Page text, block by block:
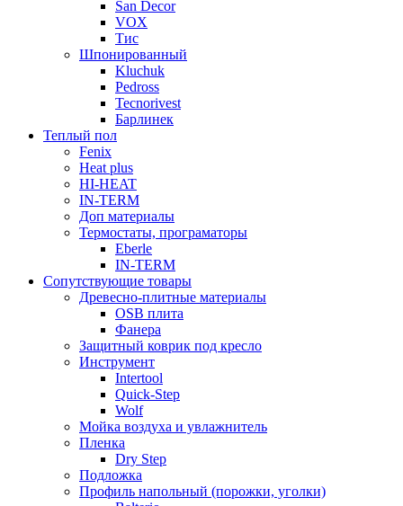
San Decor
VOX
Тис
Шпонированный
Kluchuk
Pedross
Tecnorivest
Барлинек
Теплый пол
Fenix
Heat plus
HI-HEAT
IN-TERM
Доп материалы
Термостаты, програматоры
Eberle
IN-TERM
Сопутствующие товары
Древесно-плитные материалы
OSB плита
Фанера
Защитный коврик под кресло
Инструмент
Intertool
Quick-Step
Wolf
Мойка воздуха и увлажнитель
Пленка
Dry Step
Подложка
Профиль напольный (порожки, уголки)